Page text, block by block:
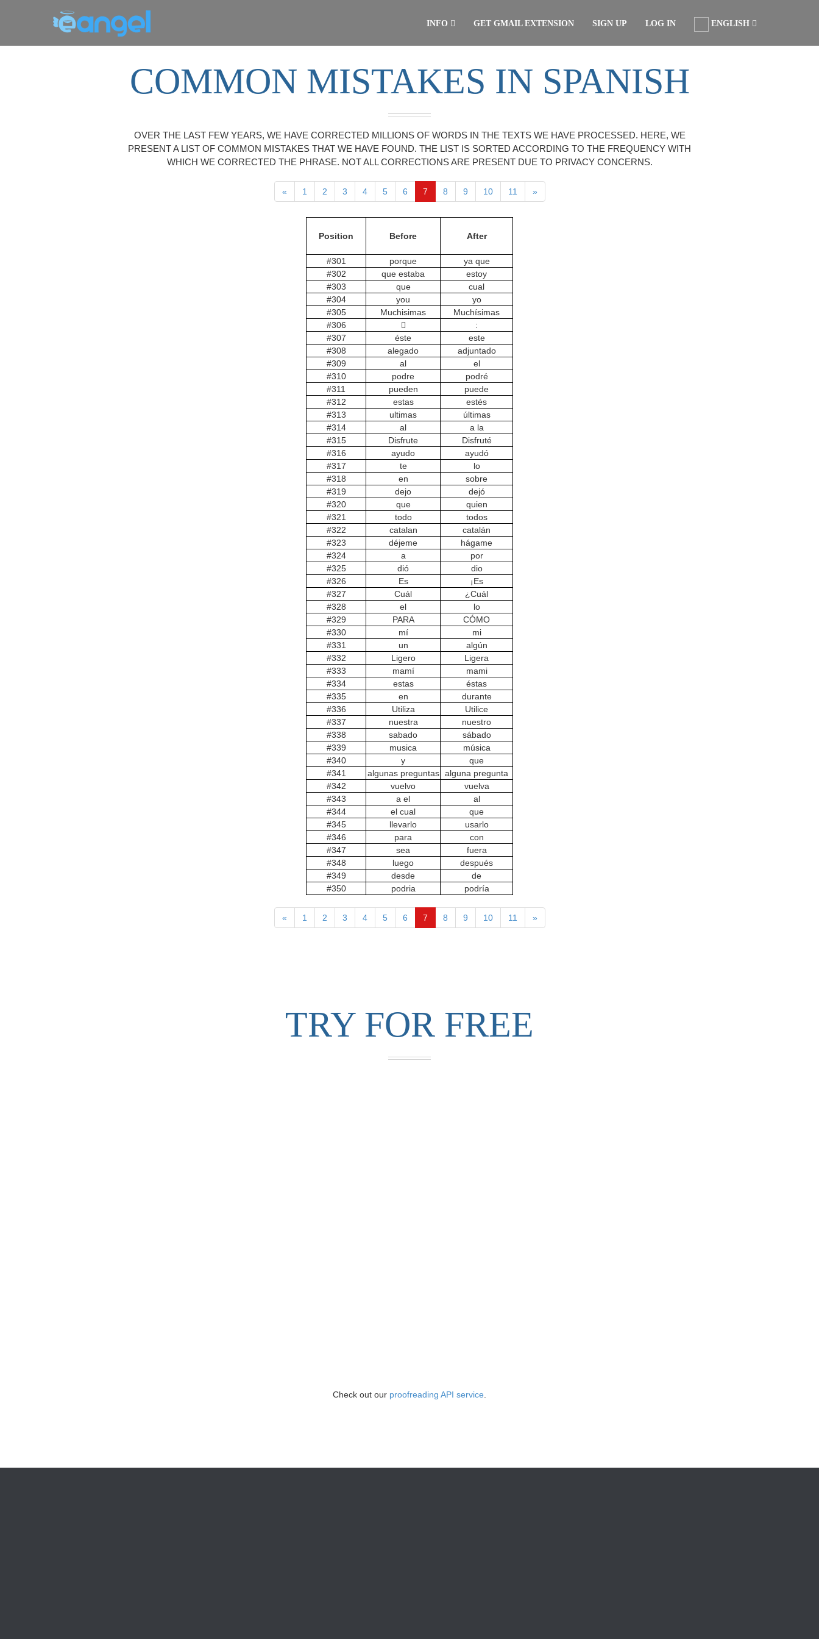
INFO GET GMAIL EXTENSION SIGN UP LOG IN ENGLISH
COMMON MISTAKES IN SPANISH
OVER THE LAST FEW YEARS, WE HAVE CORRECTED MILLIONS OF WORDS IN THE TEXTS WE HAVE PROCESSED. HERE, WE
PRESENT A LIST OF COMMON MISTAKES THAT WE HAVE FOUND. THE LIST IS SORTED ACCORDING TO THE FREQUENCY WITH
WHICH WE CORRECTED THE PHRASE. NOT ALL CORRECTIONS ARE PRESENT DUE TO PRIVACY CONCERNS.
« 1 2 3 4 5 6 7 8 9 10 11 »
Position Before After
#301 porque
ya que
#302
que estaba
estoy
#303
que
cual
#304
you
yo
#305
Muchisimas
Muchísimas
#306

:
#307
éste
este
#308
alegado
adjuntado
#309
al
el
#310
podre
podré
#311
pueden
puede
#312
estas
estés
#313
ultimas
últimas
#314
al
a la
#315
Disfrute
Disfruté
#316
ayudo
ayudó
#317
te
lo
#318
en
sobre
#319
dejo
dejó
#320
que
quien
#321
todo
todos
#322
catalan
catalán
#323
déjeme
hágame
#324
a
por
#325
dió
dio
#326
Es
¡Es
#327
Cuál
¿Cuál
#328
el
lo
#329
PARA
CÓMO
#330
mí
mi
#331
un
algún
#332
Ligero
Ligera
#333
mamí
mami
#334
estas
éstas
#335
en
durante
#336
Utiliza
Utilice
#337
nuestra
nuestro
#338
sabado
sábado
#339
musica
música
#340
y
que
#341
algunas preguntas alguna pregunta
#342
vuelvo
vuelva
#343
a el
al
#344
el cual
que
#345
llevarlo
usarlo
#346
para
con
#347
sea
fuera
#348
luego
después
#349
desde
de
#350
podria podría
« 1 2 3 4 5 6 7 8 9 10 11 »
TRY FOR FREE
Check out our proofreading API service